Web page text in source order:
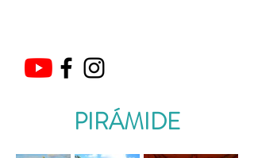
PIRÁMIDE